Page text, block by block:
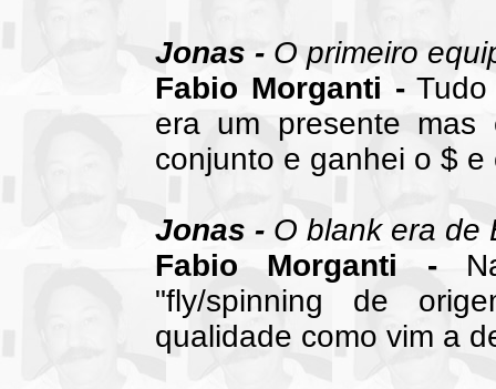
Jonas - O primeiro
Fabio Morganti -Tudo
era um presente
conjunto e ganhei o $ e
Jonas - O blank era de
Fabio Morganti -Na
"fly/spinning de
qualidade como vim a